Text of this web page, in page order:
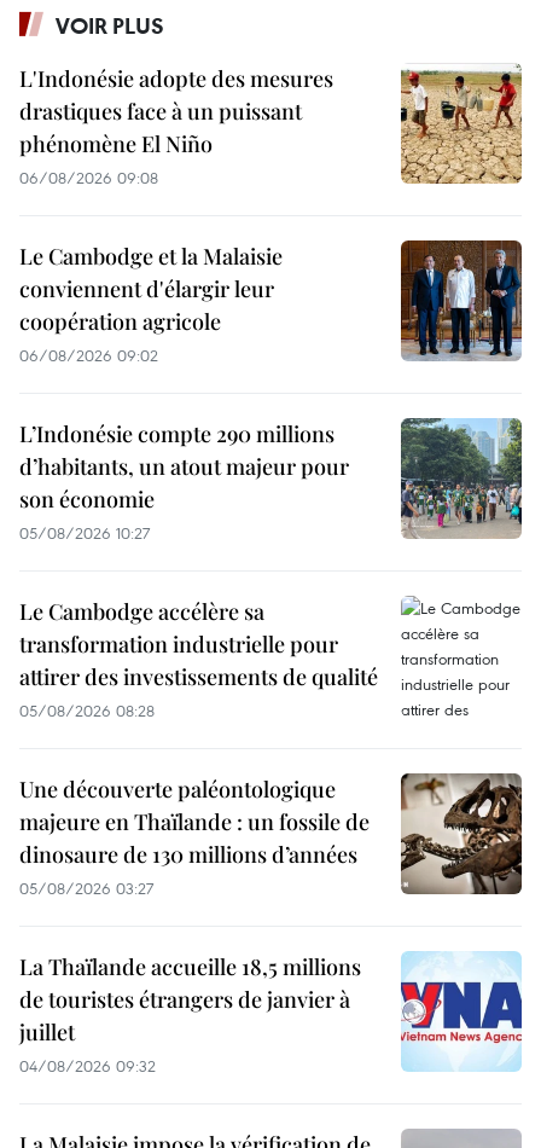
VOIR PLUS
L'Indonésie adopte des mesures
drastiques face à un puissant
phénomène El Niño
06/08/2026 09:08
Le Cambodge et la Malaisie
conviennent d'élargir leur
coopération agricole
06/08/2026 09:02
L’Indonésie compte 290 millions
d’habitants, un atout majeur pour
son économie
05/08/2026 10:27
Le Cambodge accélère sa
transformation industrielle pour
attirer des investissements de qualité
05/08/2026 08:28
Une découverte paléontologique
majeure en Thaïlande : un fossile de
dinosaure de 130 millions d’années
05/08/2026 03:27
La Thaïlande accueille 18,5 millions
de touristes étrangers de janvier à
juillet
04/08/2026 09:32